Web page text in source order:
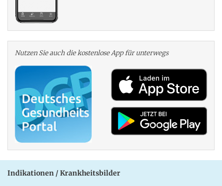
Nutzen Sie auch die kosten­lose App für unterwegs
Indikationen / Krankheitsbilder